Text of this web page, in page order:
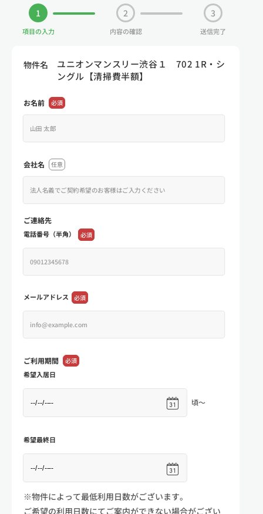
1
項目の入力
2
内容の確認
3
送信完了
物件名
ユニオンマンスリー渋谷１ 702 1R・シ
ングル【清掃費半額】
お名前 必須
会社名 任意
ご連絡先
電話番号（半角） 必須
メールアドレス 必須
ご利用期間 必須
希望入居日
頃～
希望最終日
※物件によって最低利用日数がございます。
ご希望の利用日数にてご案内ができない場合がござい